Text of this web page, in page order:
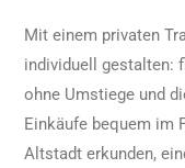
Mit einem privaten
individuell gestalten:
ohne Umstiege und
Einkäufe bequem im
Altstadt erkunden,